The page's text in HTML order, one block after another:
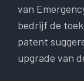
van
bedrijf de
patent
upgrade van